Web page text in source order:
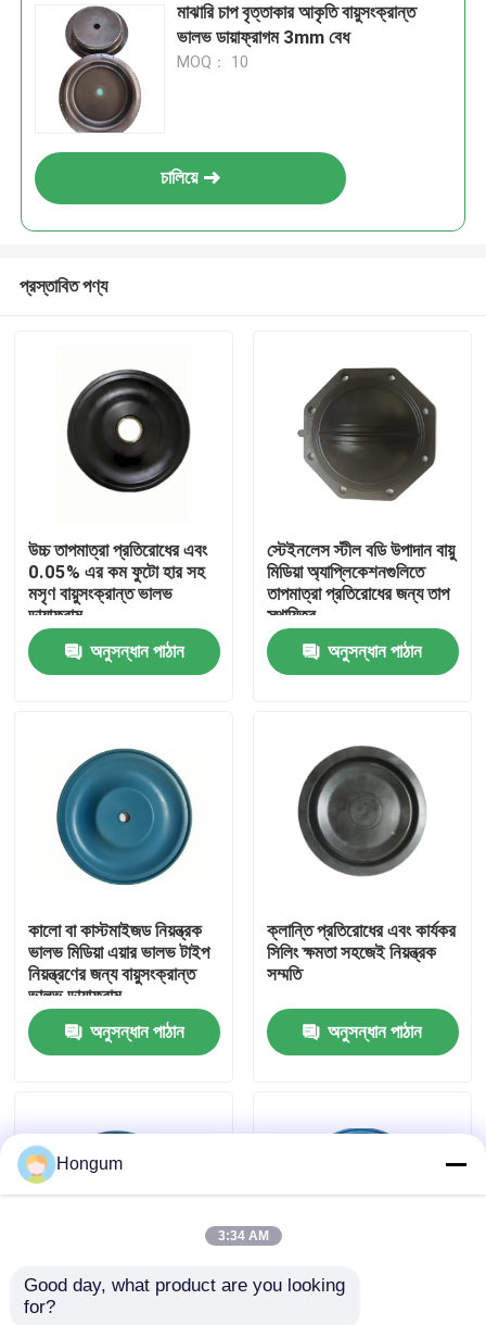
আমাদের সম্বন্ধে
গুণমান নিয়ন্ত্রণ
একটি উদ্ধৃতি অনুরোধ করুন
ভালভ রাবার ডায়াফ্রাম
মাঝারি চাপ বৃত্তাকার আকৃতি বায়ুসংক্রান্ত
ভালভ ডায়াফ্রাগম 3mm বেধ
MOQ： 10
চালিয়ে
প্রস্তাবিত পণ্য
উচ্চ তাপমাত্রা প্রতিরোধের এবং
0.05% এর কম ফুটো হার সহ
মসৃণ বায়ুসংক্রান্ত ভালভ
ডায়াফ্রাম
অনুসন্ধান পাঠান
স্টেইনলেস স্টীল বডি উপাদান বায়ু
মিডিয়া অ্যাপ্লিকেশনগুলিতে
তাপমাত্রা প্রতিরোধের জন্য তাপ
স্থায়িত্ব
অনুসন্ধান পাঠান
কালো বা কাস্টমাইজড নিয়ন্ত্রক
ভালভ মিডিয়া এয়ার ভালভ টাইপ
নিয়ন্ত্রণের জন্য বায়ুসংক্রান্ত
ভালভ ডায়াফ্রাম
অনুসন্ধান পাঠান
ক্লান্তি প্রতিরোধের এবং কার্যকর
সিলিং ক্ষমতা সহজেই নিয়ন্ত্রক
সম্মতি
অনুসন্ধান পাঠান
অস্থায়ী ইস্পাত শরীরের উপাদান
Hongum
3:34 AM
Good day, what product are you looking
for?